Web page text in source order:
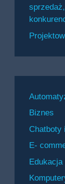
Biznes
Chatboty
E-